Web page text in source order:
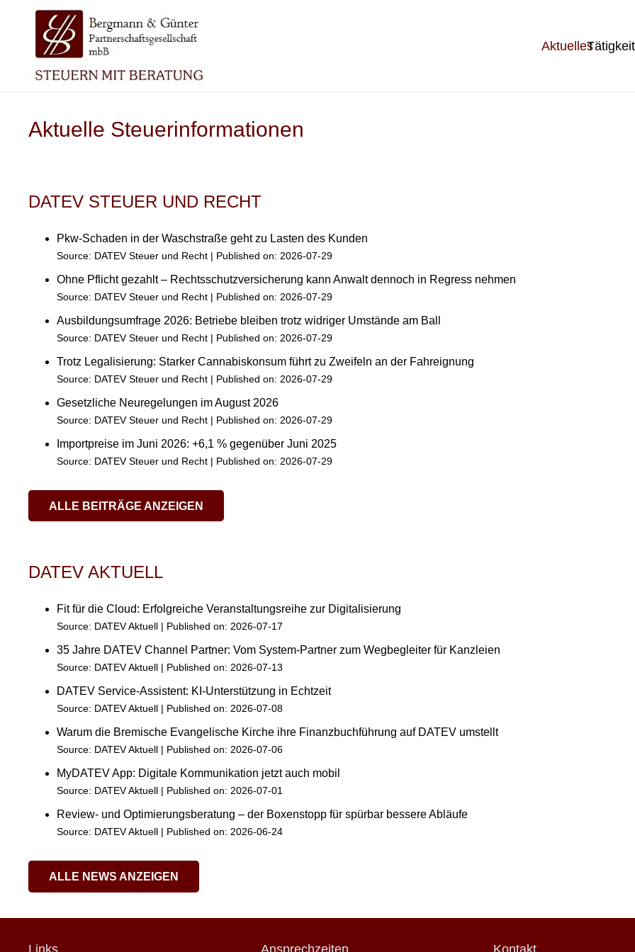
Aktuelles
Aktuelle Steuerinformationen
DATEV STEUER UND RECHT
Pkw-Schaden in der Waschstraße geht zu Lasten des Kunden
Source: DATEV Steuer und Recht Published on: 2026-07-29
Ohne Pflicht gezahlt – Rechtsschutzversicherung kann Anwalt dennoch in Regress nehmen
Source: DATEV Steuer und Recht Published on: 2026-07-29
Ausbildungsumfrage 2026: Betriebe bleiben trotz widriger Umstände am Ball
Source: DATEV Steuer und Recht Published on: 2026-07-29
Trotz Legalisierung: Starker Cannabiskonsum führt zu Zweifeln an der Fahreignung
Source: DATEV Steuer und Recht Published on: 2026-07-29
Gesetzliche Neuregelungen im August 2026
Source: DATEV Steuer und Recht Published on: 2026-07-29
Importpreise im Juni 2026: +6,1 % gegenüber Juni 2025
Source: DATEV Steuer und Recht Published on: 2026-07-29
ALLE BEITRÄGE ANZEIGEN
DATEV AKTUELL
Fit für die Cloud: Erfolgreiche Veranstaltungsreihe zur Digitalisierung
Source: DATEV Aktuell Published on: 2026-07-17
35 Jahre DATEV Channel Partner: Vom System-Partner zum Wegbegleiter für Kanzleien
Source: DATEV Aktuell Published on: 2026-07-13
DATEV Service-Assistent: KI-Unterstützung in Echtzeit
Source: DATEV Aktuell Published on: 2026-07-08
Warum die Bremische Evangelische Kirche ihre Finanzbuchführung auf DA‍TEV umstellt
Source: DATEV Aktuell Published on: 2026-07-06
MyDATEV App: Digitale Kommunikation jetzt auch mobil
Source: DATEV Aktuell Published on: 2026-07-01
Review- und Optimierungsberatung – der Boxenstopp für spürbar bessere Abläufe
Source: DATEV Aktuell Published on: 2026-06-24
ALLE NEWS ANZEIGEN